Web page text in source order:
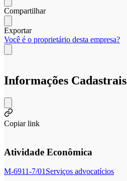
Compartilhar
Exportar
Você é o proprietário desta empresa?
Informações Cadastrais
Copiar link
Atividade Econômica
M-6911-7/01 Serviços advocatícios